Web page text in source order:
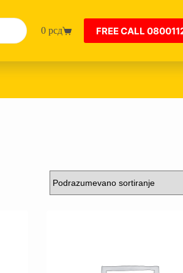
Shopping
0 рсд FREE CALL